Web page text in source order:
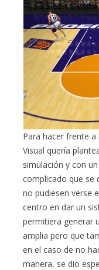
Para hacer frente a
Visual quería
simulación y con
complicado que se
no pudiesen verse
centro en dar un
permitiera generar
amplia pero que
en el caso de no
manera, se dio